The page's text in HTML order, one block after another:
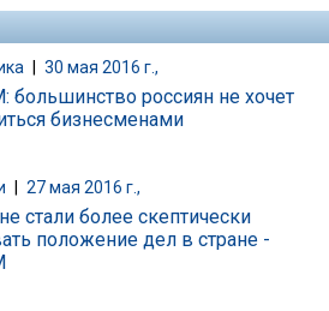
| 30 мая 2016 г.,
россиян не хочет
бизнесменами
27 мая 2016 г.,
стали более скептически
положение дел в стране -